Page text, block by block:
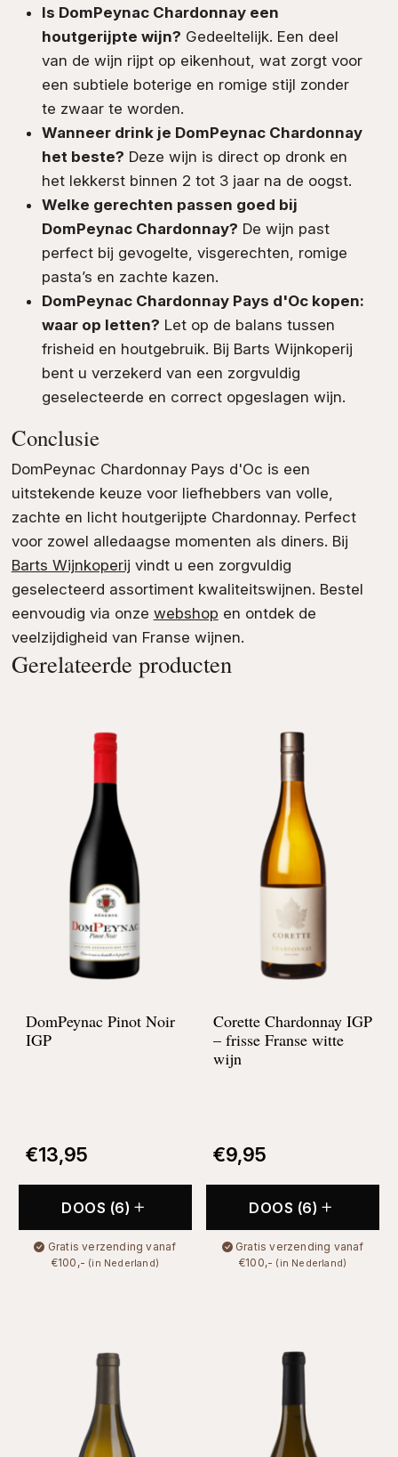
Is DomPeynac Chardonnay een
houtgerijpte wijn? Gedeeltelijk. Een deel
van de wijn rijpt op eikenhout, wat zorgt voor
een subtiele boterige en romige stijl zonder
te zwaar te worden.
Wanneer drink je DomPeynac Chardonnay
het beste? Deze wijn is direct op dronk en
het lekkerst binnen 2 tot 3 jaar na de oogst.
Welke gerechten passen goed bij
DomPeynac Chardonnay? De wijn past
perfect bij gevogelte, visgerechten, romige
pasta’s en zachte kazen.
DomPeynac Chardonnay Pays d'Oc kopen:
waar op letten? Let op de balans tussen
frisheid en houtgebruik. Bij Barts Wijnkoperij
bent u verzekerd van een zorgvuldig
geselecteerde en correct opgeslagen wijn.
Conclusie
DomPeynac Chardonnay Pays d'Oc is een
uitstekende keuze voor liefhebbers van volle,
zachte en licht houtgerijpte Chardonnay. Perfect
voor zowel alledaagse momenten als diners. Bij
Barts Wijnkoperij vindt u een zorgvuldig
geselecteerd assortiment kwaliteitswijnen. Bestel
eenvoudig via onze webshop en ontdek de
veelzijdigheid van Franse wijnen.
Gerelateerde producten
DomPeynac Pinot Noir
IGP
€13,95
DOOS (6)
Gratis verzending vanaf
€100,- (in Nederland)
Corette Chardonnay IGP
– frisse Franse witte
wijn
€9,95
DOOS (6)
Gratis verzending vanaf
€100,- (in Nederland)